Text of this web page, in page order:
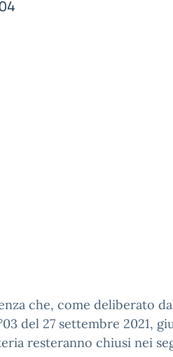
che, come deliberato
del 27 settembre 2021,
resteranno chiusi nei